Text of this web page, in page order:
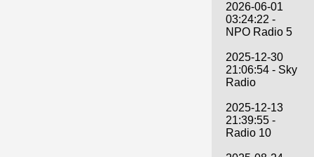
2026-06-01
03:24:22 -
NPO Radio 5
2025-12-30
21:06:54 - Sky
Radio
2025-12-13
21:39:55 -
Radio 10